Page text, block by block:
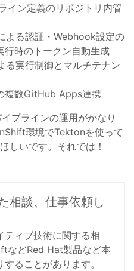
イン定義のリポジトリ内管
よる認証・Webhook設定の
行時のトークン自動生成
実行制御とマルチテナン
複数GitHub Apps連携
プラインの運用がかなり
環境でTektonを使って
しいです。それでは！
相談、仕事依頼し
ティブ技術に関する相
などRed Hat製品など本
ることがあります。